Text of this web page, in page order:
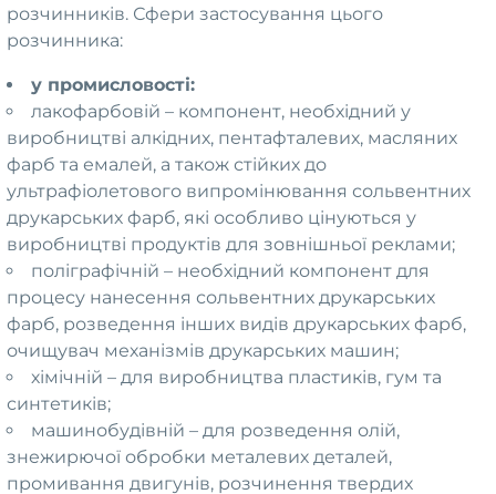
розчинників. Сфери застосування цього
розчинника:
у промисловості:
лакофарбовій – компонент, необхідний у
виробництві алкідних, пентафталевих, масляних
фарб та емалей, а також стійких до
ультрафіолетового випромінювання сольвентних
друкарських фарб, які особливо цінуються у
виробництві продуктів для зовнішньої реклами;
поліграфічній – необхідний компонент для
процесу нанесення сольвентних друкарських
фарб, розведення інших видів друкарських фарб,
очищувач механізмів друкарських машин;
хімічній – для виробництва пластиків, гум та
синтетиків;
машинобудівній – для розведення олій,
знежирючої обробки металевих деталей,
промивання двигунів, розчинення твердих